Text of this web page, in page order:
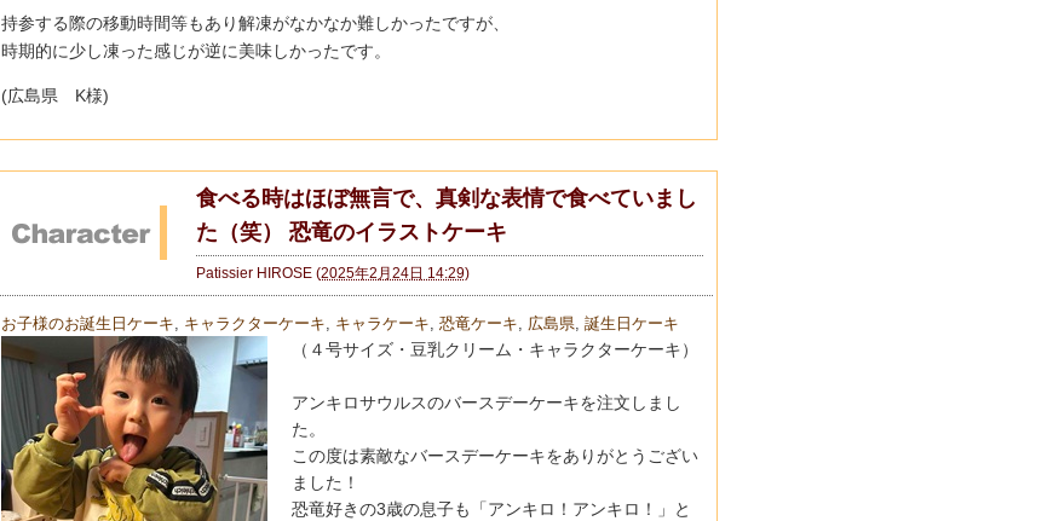
持参する際の移動時間等もあり解凍がなかなか難しかったですが、
時期的に少し凍った感じが逆に美味しかったです。
(広島県 K様)
食べる時はほぼ無言で、真剣な表情で食べていまし
た（笑） 恐竜のイラストケーキ
Patissier HIROSE(2025年2月24日 14:29)
お子様のお誕生日ケーキ キャラクターケーキ キャラケーキ 恐竜ケーキ 広島県, 誕生日ケーキ
（４号サイズ・豆乳クリーム・キャラクターケーキ）
アンキロサウルスのバースデーケーキを注文しまし
た。
この度は素敵なバースデーケーキをありがとうござい
ました！
恐竜好きの3歳の息子も「アンキロ！アンキロ！」と